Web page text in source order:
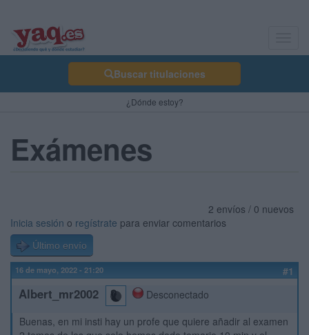
Buscar titulaciones
¿Dónde estoy?
Exámenes
2 envíos / 0 nuevos
Inicia sesión o regístrate para enviar comentarios
Último envío
16 de mayo, 2022 - 21:20 #1
Albert_mr2002
Desconectado
Buenas, en mi insti hay un profe que quiere añadir al examen